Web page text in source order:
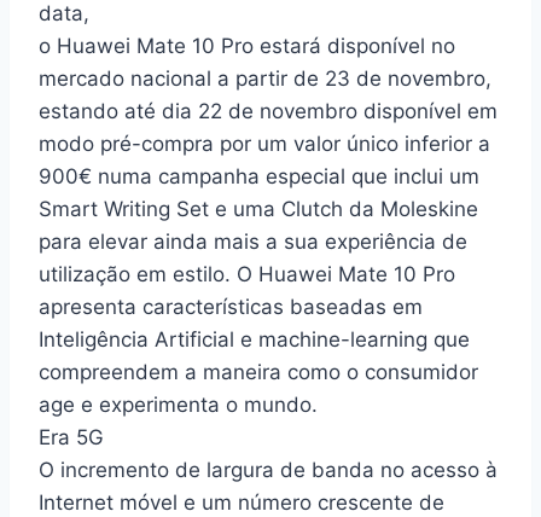
data,
o Huawei Mate 10 Pro estará disponível no
mercado nacional a partir de 23 de novembro,
estando até dia 22 de novembro disponível em
modo pré-compra por um valor único inferior a
900€ numa campanha especial que inclui um
Smart Writing Set e uma Clutch da Moleskine
para elevar ainda mais a sua experiência de
utilização em estilo. O Huawei Mate 10 Pro
apresenta características baseadas em
Inteligência Artificial e machine-learning que
compreendem a maneira como o consumidor
age e experimenta o mundo.
Era 5G
O incremento de largura de banda no acesso à
Internet móvel e um número crescente de